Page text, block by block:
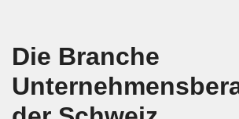
Die Branche